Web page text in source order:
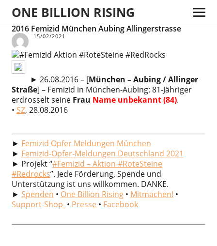
ONE BILLION RISING
2016 Femizid München Aubing Allingerstrasse
15/02/2021
► 26.08.2016 – [München – Aubing / Allinger
Straße] – Femizid in München-Aubing: 81-Jähriger
erdrosselt seine Frau Name unbekannt (84).
• SZ, 28.08.2016
► Femizid Opfer Meldungen München
► Femizid-Opfer-Meldungen Deutschland 2021
► Projekt “#Femizid – Aktion #RoteSteine
#Redrocks”. Jede Förderung, Spende und
Unterstützung ist uns willkommen. DANKE.
► Spenden • One Billion Rising• Mitmachen! •
Support-Shop • Presse • Facebook